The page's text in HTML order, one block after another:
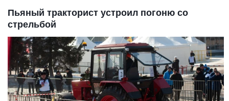
Пьяный тракторист устроил погоню со
стрельбой